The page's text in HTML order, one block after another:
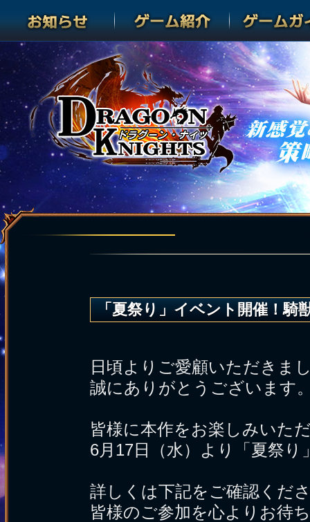
「夏祭り」イベント開催！騎
日頃よりご愛顧いただきま
誠にありがとうございます
皆様に本作をお楽しみいた
6月17日（水）より「夏祭
詳しくは下記をご確認くだ
皆様のご参加を心よりお待